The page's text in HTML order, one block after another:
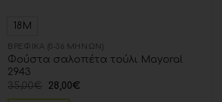
18Μ
ΒΡΕΦΙΚΆ (0-36 ΜΗΝΏΝ)
Φούστα σαλοπέτα τούλι Mayoral
2943
35,00€ 28,00€